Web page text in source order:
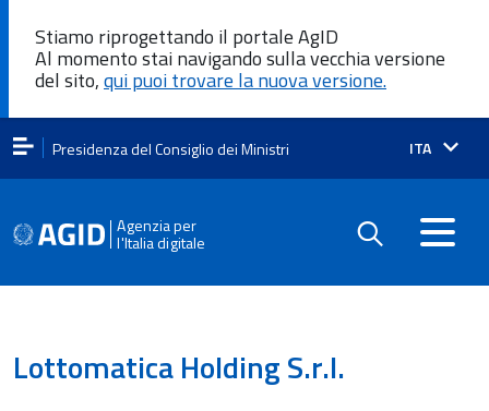
Stiamo riprogettando il portale AgID
Al momento stai navigando sulla vecchia versione
del sito,qui puoi trovare la nuova versione.
Presidenza del Consiglio dei Ministri Lingua
ITA
Agenzia per
l'Italia digitale
Lottomatica Holding S.r.l.